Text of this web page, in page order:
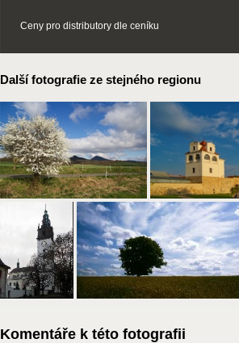
Ceny pro distributory dle ceníku
Další fotografie ze stejného regionu
Komentáře k této fotografii